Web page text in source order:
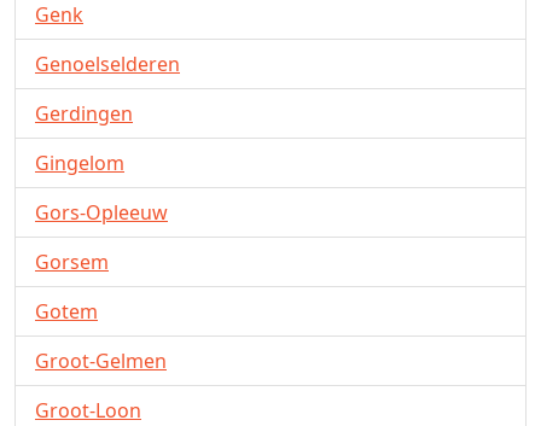
Genk
Genoelselderen
Gerdingen
Gingelom
Gors-Opleeuw
Gorsem
Gotem
Groot-Gelmen
Groot-Loon